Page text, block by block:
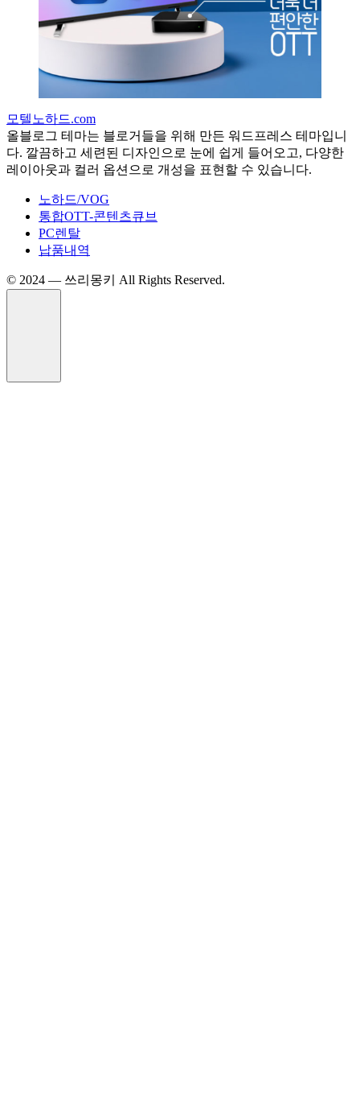
모텔노하드.com
올블로그 테마는 블로거들을 위해 만든 워드프레스 테마입니
다. 깔끔하고 세련된 디자인으로 눈에 쉽게 들어오고, 다양한
레이아웃과 컬러 옵션으로 개성을 표현할 수 있습니다.
노하드/VOG
통합OTT-콘텐츠큐브
PC렌탈
납품내역
©️ 2024 — 쓰리몽키 All Rights Reserved.